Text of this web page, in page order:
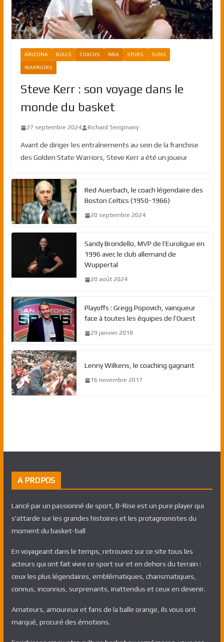
ARIZONA BULLS COACHS NBA SPURS SUNS
WARRIORS
Steve Kerr : son voyage dans le
monde du basket
27 septembre 2024 Richard Sengmany
Avant de diriger les entraînements au sein de la franchise
des Golden State Warriors, Steve Kerr a été un joueur
Red Auerbach, le coach légendaire des
Boston Celtics (1950-1966)
20 septembre 2024
Sandy Brondello, MVP de l’Euroligue en
1996 avec le club allemand de
Wuppertal
20 août 2024
Playoffs : Gregg Popovich, vainqueur
face à toutes les équipes de l’Ouest
29 janvier 2018
Lenny Wilkens, le coaching gagnant
16 novembre 2017
A PROPOS
Lancé par un passionné de sport, B-Rise est un pure player qui
s'attarde sur les grandes histoires et les protagnonistes du
moment du basket-ball
En voyageant dans le temps, retrouvez sur ce site tous les
acteurs qui ont fait vivre ce sport sur et en dehors du terrain :
ceux les plus légendaires, emblématiques, charismatiques,
connus, inconnus, surprenants, inattendus et ceux en devenir.
Amateurs, amoureux et fans de la balle orange, ils vous ont
marqué, procuré des émotions.